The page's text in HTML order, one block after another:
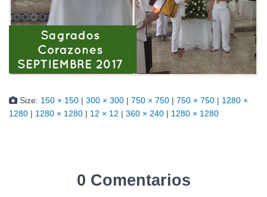
Size: 150 × 150 | 300 × 300 | 750 × 750 | 750 × 750 | 1280 ×
1280 | 1280 × 1280 | 12 × 12 | 360 × 240 | 1280 × 1280
0 Comentarios